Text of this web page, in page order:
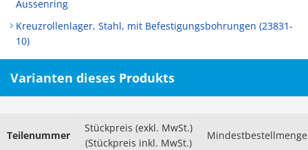
Aussenring
Kreuzrollenlager, Stahl, mit Befestigungsbohrungen (23831-
10)
Varianten dieses Produkts
Teilenummer
Stückpreis (exkl. MwSt.)
(Stückpreis inkl. MwSt.)
Mindestbestellmenge